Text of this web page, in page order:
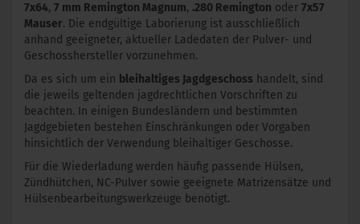
7x64, 7 mm Remington Magnum, .280 Remington oder 7x57
Mauser. Die endgültige Laborierung ist ausschließlich
anhand geeigneter, aktueller Ladedaten der Pulver- und
Geschosshersteller vorzunehmen.
Da es sich um ein bleihaltiges Jagdgeschoss handelt, sind
die jeweils geltenden jagdrechtlichen Vorschriften zu
beachten. In einigen Bundesländern und bestimmten
Jagdgebieten bestehen Einschränkungen oder Vorgaben
hinsichtlich der Verwendung bleihaltiger Geschosse.
Für die Wiederladung werden häufig passende Hülsen,
Zündhütchen, NC-Pulver sowie geeignete Matrizensätze und
Hülsenbearbeitungswerkzeuge benötigt.